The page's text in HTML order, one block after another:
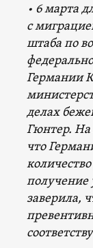
• 6 марта
с
штаба по
Германии
делах
Гюнтер. На
что
получение
заверила,